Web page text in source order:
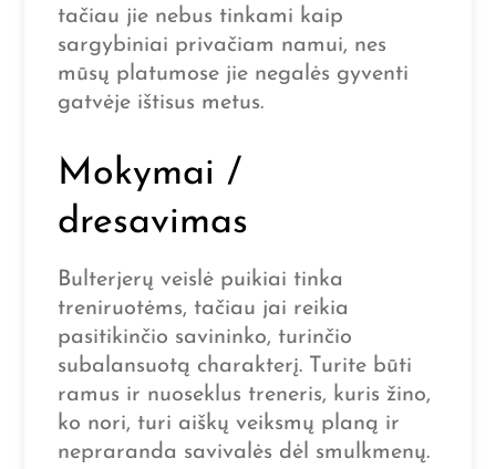
tačiau jie nebus tinkami kaip
sargybiniai privačiam namui, nes
mūsų platumose jie negalės gyventi
gatvėje ištisus metus.
Mokymai /
dresavimas
Bulterjerų veislė puikiai tinka
treniruotėms, tačiau jai reikia
pasitikinčio savininko, turinčio
subalansuotą charakterį. Turite būti
ramus ir nuoseklus treneris, kuris žino,
ko nori, turi aiškų veiksmų planą ir
nepraranda savivalės dėl smulkmenų.